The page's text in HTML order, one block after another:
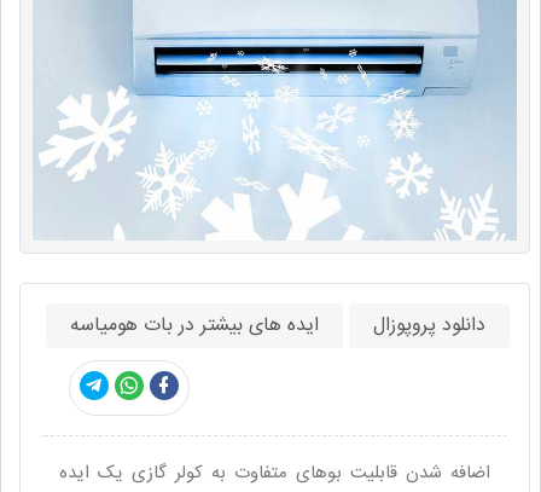
دانلود پروپوزال ایده های بیشتر در بات هومیاسه
اضافه شدن قابلیت بوهای متفاوت به کولر گازی یک ایده